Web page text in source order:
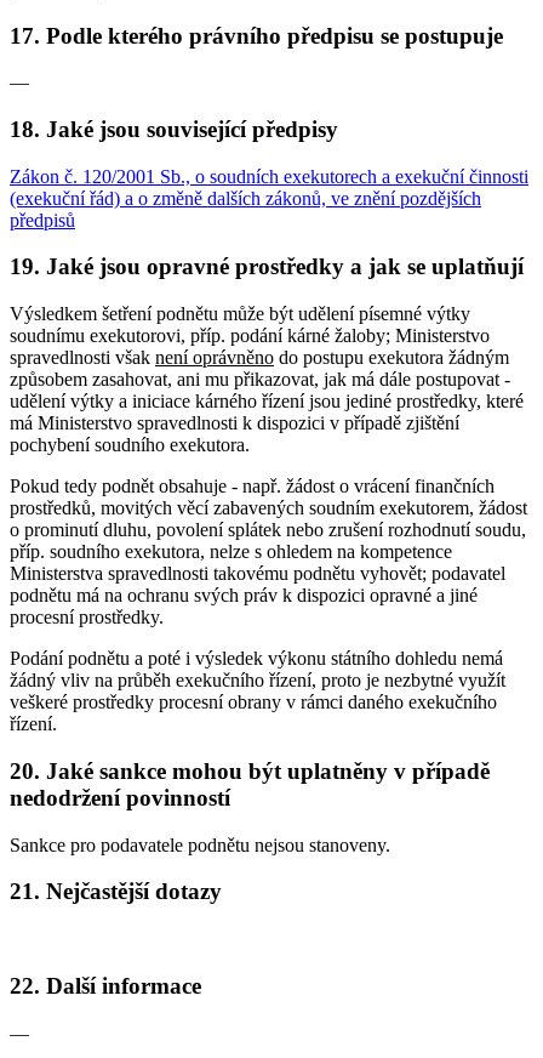
17. Podle kterého právního předpisu se postupuje
—
18. Jaké jsou související předpisy
Zákon č. 120/2001 Sb., o soudních exekutorech a exekuční činnosti
(exekuční řád) a o změně dalších zákonů, ve znění pozdějších
předpisů
19. Jaké jsou opravné prostředky a jak se uplatňují
Výsledkem šetření podnětu může být udělení písemné výtky
soudnímu exekutorovi, příp. podání kárné žaloby; Ministerstvo
spravedlnosti však není oprávněno do postupu exekutora žádným
způsobem zasahovat, ani mu přikazovat, jak má dále postupovat -
udělení výtky a iniciace kárného řízení jsou jediné prostředky, které
má Ministerstvo spravedlnosti k dispozici v případě zjištění
pochybení soudního exekutora.
Pokud tedy podnět obsahuje - např. žádost o vrácení finančních
prostředků, movitých věcí zabavených soudním exekutorem, žádost
o prominutí dluhu, povolení splátek nebo zrušení rozhodnutí soudu,
příp. soudního exekutora, nelze s ohledem na kompetence
Ministerstva spravedlnosti takovému podnětu vyhovět; podavatel
podnětu má na ochranu svých práv k dispozici opravné a jiné
procesní prostředky.
Podání podnětu a poté i výsledek výkonu státního dohledu nemá
žádný vliv na průběh exekučního řízení, proto je nezbytné využít
veškeré prostředky procesní obrany v rámci daného exekučního
řízení.
20. Jaké sankce mohou být uplatněny v případě
nedodržení povinností
Sankce pro podavatele podnětu nejsou stanoveny.
21. Nejčastější dotazy
22. Další informace
—